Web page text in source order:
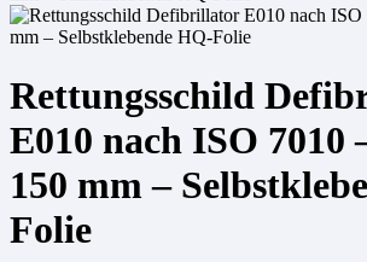
Rettungsschild
E010 nach ISO 7010
150 mm –
Folie